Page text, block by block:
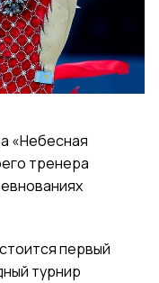
«Небесная
тренера
первый
турнир